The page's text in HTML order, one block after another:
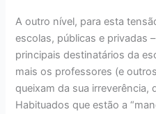
A outro nível, para esta
escolas, públicas e privadas
principais destinatários da
mais os professores (e
queixam da sua irreverência,
Habituados que estão a